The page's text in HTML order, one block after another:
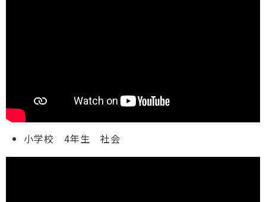
小学校 4年生 社会